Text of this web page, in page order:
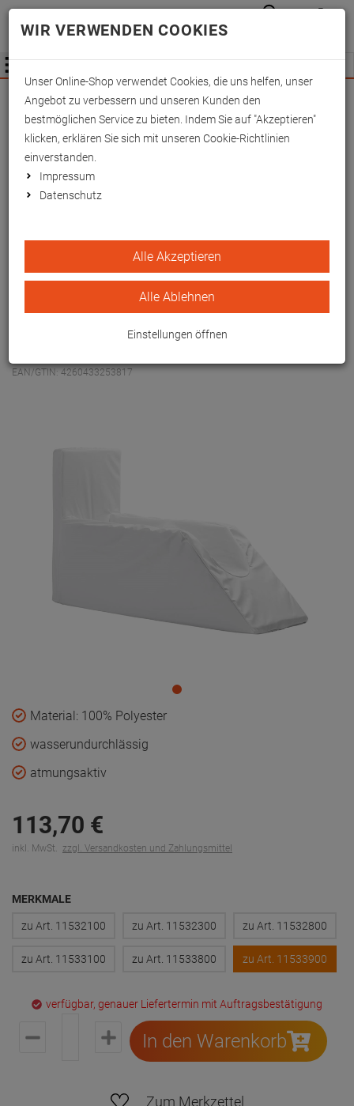
Wichtige Änderung für Fachhändler zum
01.09.2026 -Mehr Informationen hier
Anmelden
Menü
Komfort-Bezüge für
Beinschienen, weiß zu Art.
1533900 bis -01
Pflegeleichter Bezug mit
EAN/GTIN: 4260433253817
Material: 100% Polyester
wasserundurchlässig
atmungsaktiv
113,70 €
inkl. MwSt. zzgl. Versandkosten und Zahlungsmittel
MERKMALE
zu Art. 11532100 zu Art. 11532300 zu Art. 11532800
zu Art. 11533100 zu Art. 11533800 zu Art. 11533900
verfügbar, genauer Liefertermin mit Auftragsbestätigung
In den Warenkorb
Zum Merkzettel
WIR VERWENDEN COOKIES
Unser Online-Shop verwendet Cookies, die uns helfen, unser
Angebot zu verbessern und unseren Kunden den
bestmöglichen Service zu bieten. Indem Sie auf "Akzeptieren"
klicken, erklären Sie sich mit unseren Cookie-Richtlinien
einverstanden.
Impressum
Datenschutz
Alle Akzeptieren
Alle Ablehnen
Einstellungen öffnen